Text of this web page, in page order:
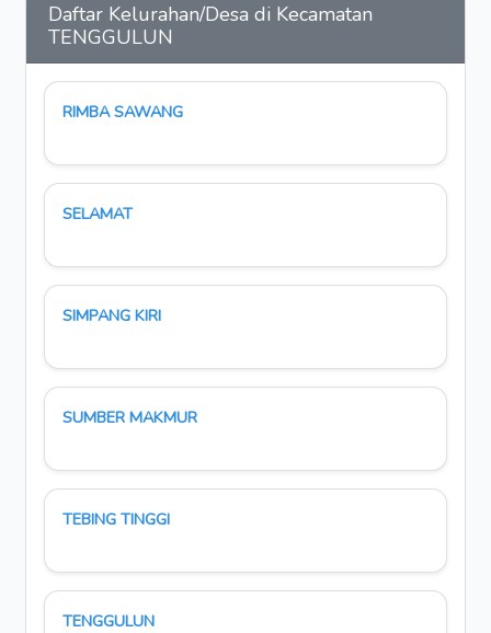
Daftar Kelurahan/Desa di Kecamatan
TENGGULUN
RIMBA SAWANG
SELAMAT
SIMPANG KIRI
SUMBER MAKMUR
TEBING TINGGI
TENGGULUN